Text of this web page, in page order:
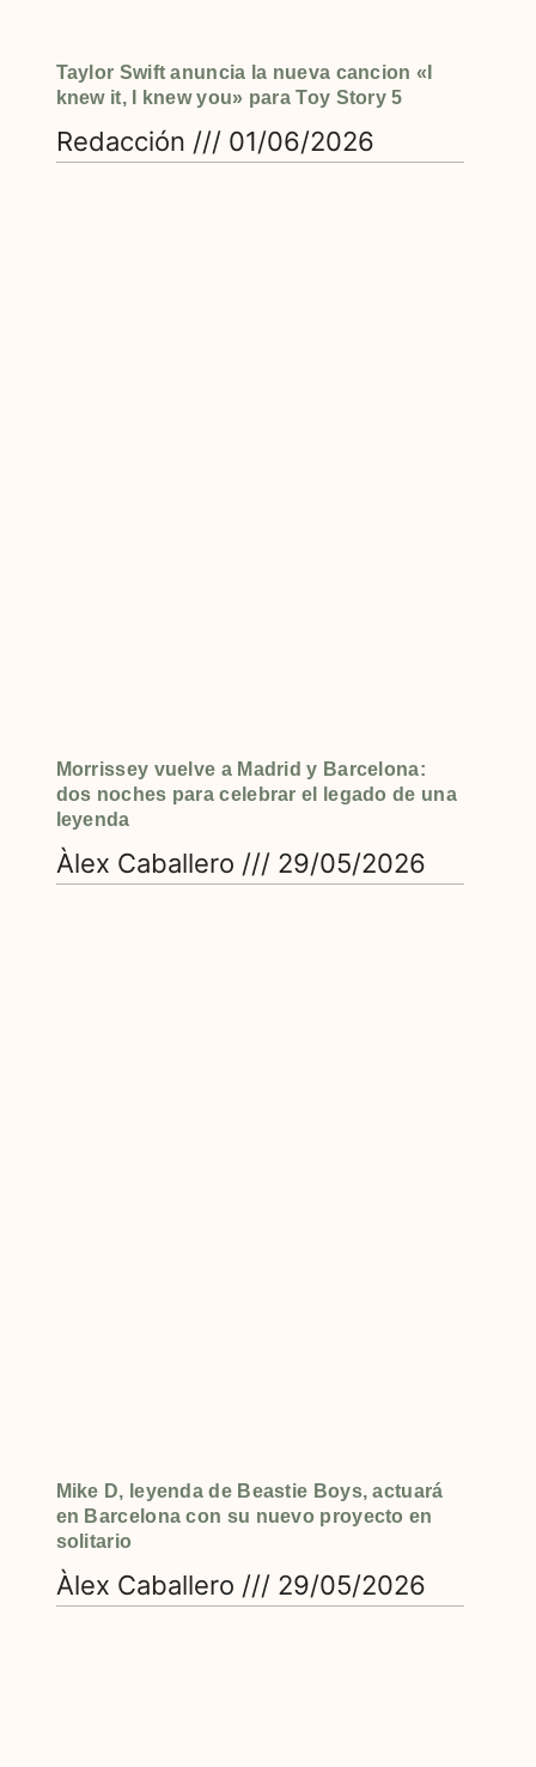
Taylor Swift anuncia la nueva cancion «I
knew it, I knew you» para Toy Story 5
Redacción 01/06/2026
Morrissey vuelve a Madrid y Barcelona:
dos noches para celebrar el legado de una
leyenda
Àlex Caballero 29/05/2026
Mike D, leyenda de Beastie Boys, actuará
en Barcelona con su nuevo proyecto en
solitario
Àlex Caballero 29/05/2026